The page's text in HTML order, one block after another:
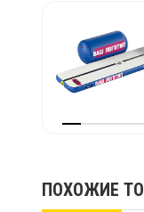
ПОХОЖИЕ